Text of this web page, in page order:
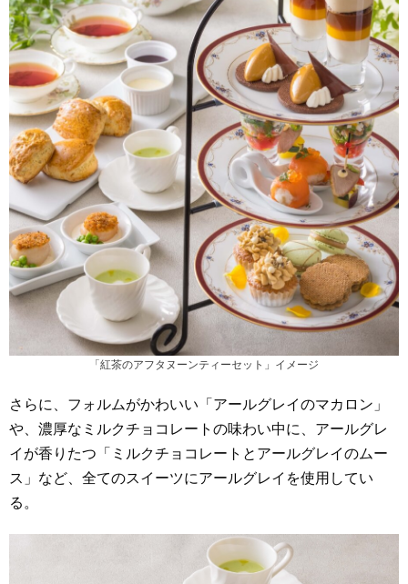
「紅茶のアフタヌーンティーセット」イメージ
さらに、フォルムがかわいい「アールグレイのマカロン」
や、濃厚なミルクチョコレートの味わい中に、アールグレ
イが香りたつ「ミルクチョコレートとアールグレイのムー
ス」など、全てのスイーツにアールグレイを使用してい
る。